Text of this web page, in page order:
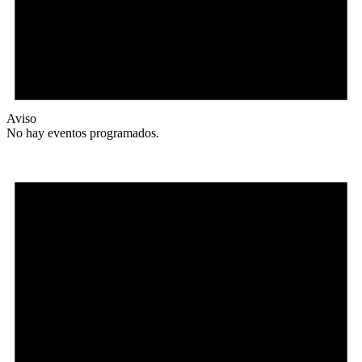
Aviso
No hay eventos programados.